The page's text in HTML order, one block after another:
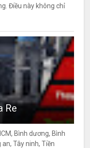
Điều này không chỉ
Re
Bình dương, Bình
Tây ninh, Tiền